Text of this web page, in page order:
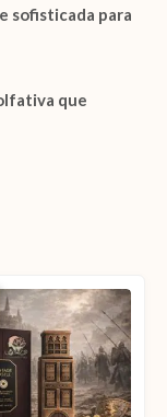
sofisticada para
que